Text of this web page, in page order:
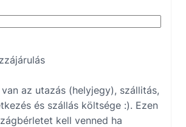
az utazás (helyjegy), szállitás,
és szállás költsége :). Ezen
kell venned ha